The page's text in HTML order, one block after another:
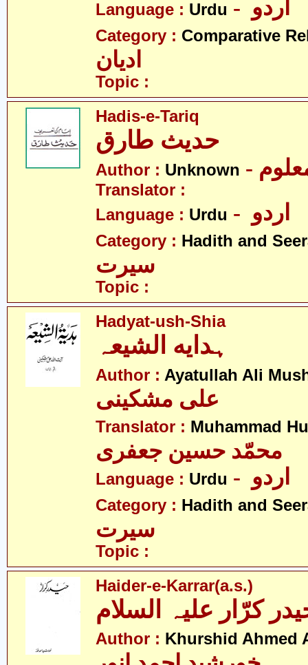
Language : Urdu
Category : Comparative
ادیان
Topic :
Hadis-e-Tariq
Author : Unknown
Translator :
Language : Urdu
Category : Hadith and
سیرت
Topic :
Hadyat-ush-Shia
ہدایه الشیعہ
Author : Ayatullah Ali
علی مشکینی
Translator : Muhammad
محمّد حسین جعفری
Language : Urdu
Category : Hadith and
سیرت
Topic :
Haider-e-Karrar(a.s.)
کرّار علیہ السلام
Author : Khurshid Ahmed